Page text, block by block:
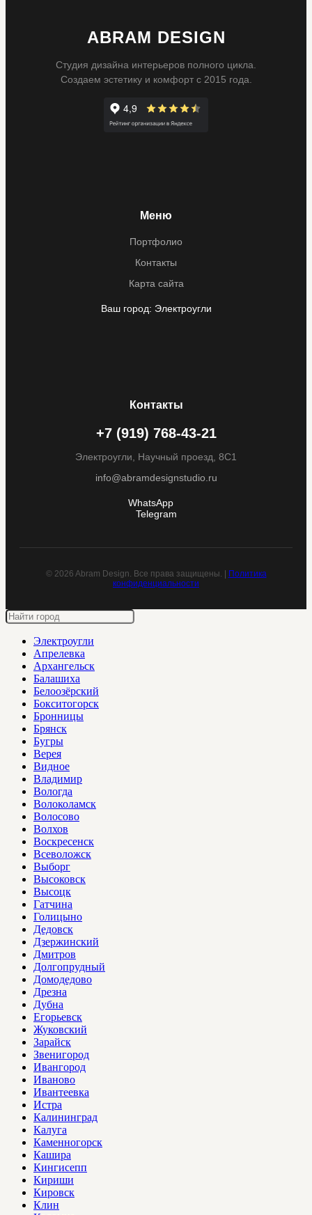
ABRAM DESIGN
Студия дизайна интерьеров полного цикла.
Создаем эстетику и комфорт с 2015 года.
Меню
Портфолио
Контакты
Карта сайта
Ваш город: Электроугли
Контакты
+7 (919) 768-43-21
Электроугли, Научный проезд, 8С1
info@abramdesignstudio.ru
WhatsApp
Telegram
© 2026 Abram Design. Все права защищены. | Политика
конфиденциальности
Электроугли
Апрелевка
Архангельск
Балашиха
Белоозёрский
Бокситогорск
Бронницы
Брянск
Бугры
Верея
Видное
Владимир
Вологда
Волоколамск
Волосово
Волхов
Воскресенск
Всеволожск
Выборг
Высоковск
Высоцк
Гатчина
Голицыно
Дедовск
Дзержинский
Дмитров
Долгопрудный
Домодедово
Дрезна
Дубна
Егорьевск
Жуковский
Зарайск
Звенигород
Ивангород
Иваново
Ивантеевка
Истра
Калининград
Калуга
Каменногорск
Кашира
Кингисепп
Кириши
Кировск
Клин